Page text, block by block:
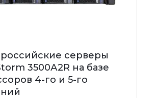
серверы
3500А2R на базе
4-го и 5-го